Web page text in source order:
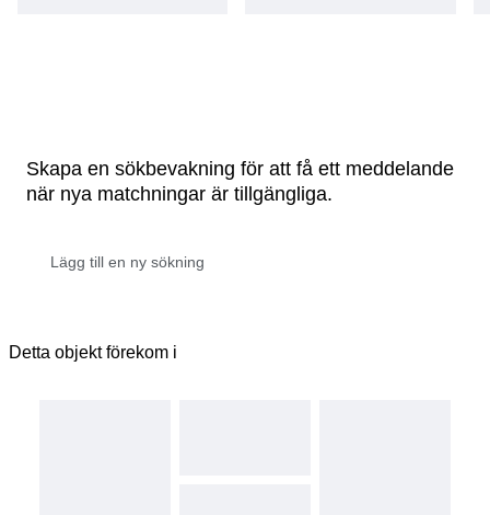
Skapa en sökbevakning för att få ett meddelande
när nya matchningar är tillgängliga.
Detta objekt förekom i